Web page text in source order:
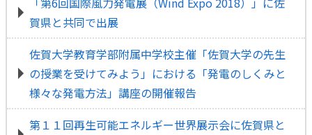
賀県と共同で出展
佐賀大学教育学部附属中学校主催「佐賀大学の先生
の授業を受けてみよう」における「発電のしくみと
様々な発電方法」講座の開催報告
第１１回再生可能エネルギー世界展示会に佐賀県と